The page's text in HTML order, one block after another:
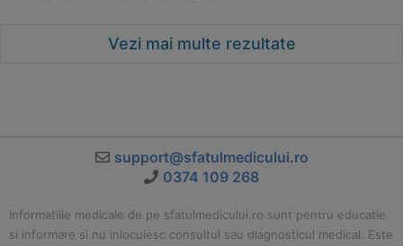
Vezi mai multe rezultate
support@sfatulmedicului.ro
0374 109 268
Informatiile medicale de pe sfatulmedicului.ro sunt pentru educatie
si informare si nu inlocuiesc consultul sau diagnosticul medical. Este